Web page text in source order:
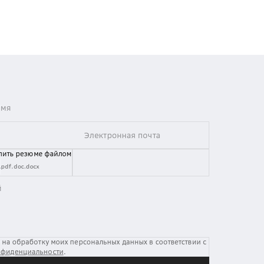
резюме файлом
.pdf.doc.docx
на обработку моих персональных данных в соответствии с
.